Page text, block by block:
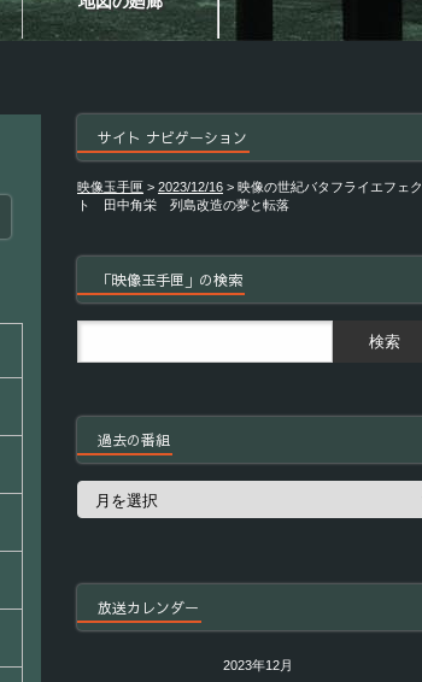
サイト ナビゲーション
映像玉手匣 > 2023/12/16 > 映像の世紀バタフライエフェク
ト 田中角栄 列島改造の夢と転落
「映像玉手匣」の検索
過去の番組
過
放送カレンダー
2023年12月